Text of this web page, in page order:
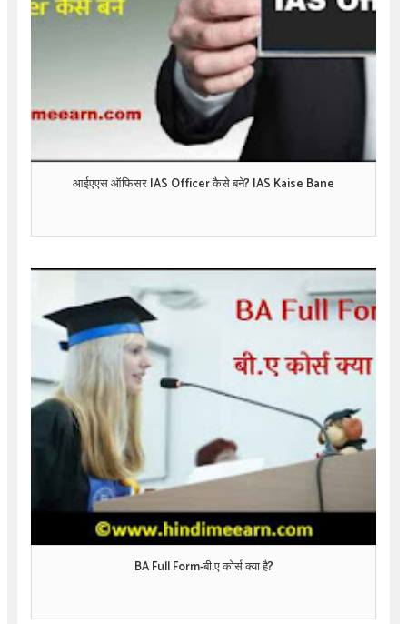
आईएएस ऑफिसर IAS Officer कैसे बने? IAS Kaise Bane
BA Full Form-बी.ए कोर्स क्या है?